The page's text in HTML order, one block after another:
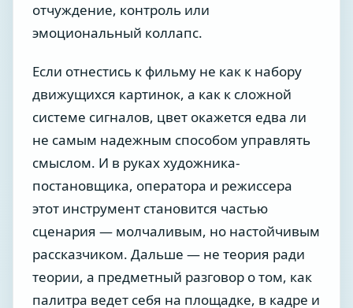
отчуждение, контроль или
эмоциональный коллапс.
Если отнестись к фильму не как к набору
движущихся картинок, а как к сложной
системе сигналов, цвет окажется едва ли
не самым надежным способом управлять
смыслом. И в руках художника-
постановщика, оператора и режиссера
этот инструмент становится частью
сценария — молчаливым, но настойчивым
рассказчиком. Дальше — не теория ради
теории, а предметный разговор о том, как
палитра ведет себя на площадке, в кадре и